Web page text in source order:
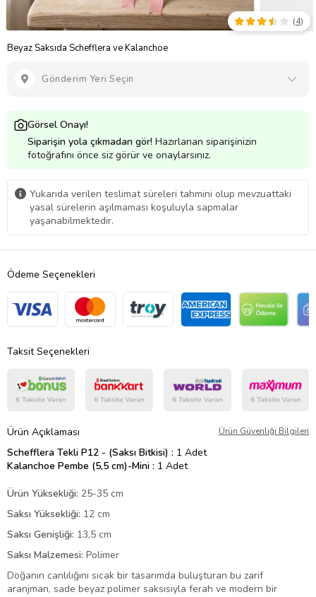
Beyaz Saksıda Schefflera ve Kalanchoe
(4)
Gönderim Yeri Seçin
Görsel Onayı!
Siparişin yola çıkmadan gör! Hazırlanan siparişinizin
fotoğrafını önce siz görür ve onaylarsınız.
Yukarıda verilen teslimat süreleri tahmini olup mevzuattaki
yasal sürelerin aşılmaması koşuluyla sapmalar
yaşanabilmektedir.
Ödeme Seçenekleri
Taksit Seçenekleri
Ürün Açıklaması Ürün Güvenliği Bilgileri
Schefflera Tekli P12 - (Saksı Bitkisi) : 1 Adet
Kalanchoe Pembe (5,5 cm)-Mini : 1 Adet
Ürün Yüksekliği: 25-35 cm
Saksı Yüksekliği: 12 cm
Saksı Genişliği: 13,5 cm
Saksı Malzemesi: Polimer
Doğanın canlılığını sıcak bir tasarımda buluşturan bu zarif
aranjman, sade beyaz polimer saksısıyla ferah ve modern bir